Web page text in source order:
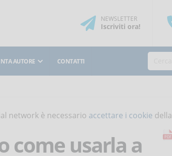
NEWSLETTER
Iscriviti ora!
AUTORE CONTATTI
network è necessario accettare i cookie della
come usarla a